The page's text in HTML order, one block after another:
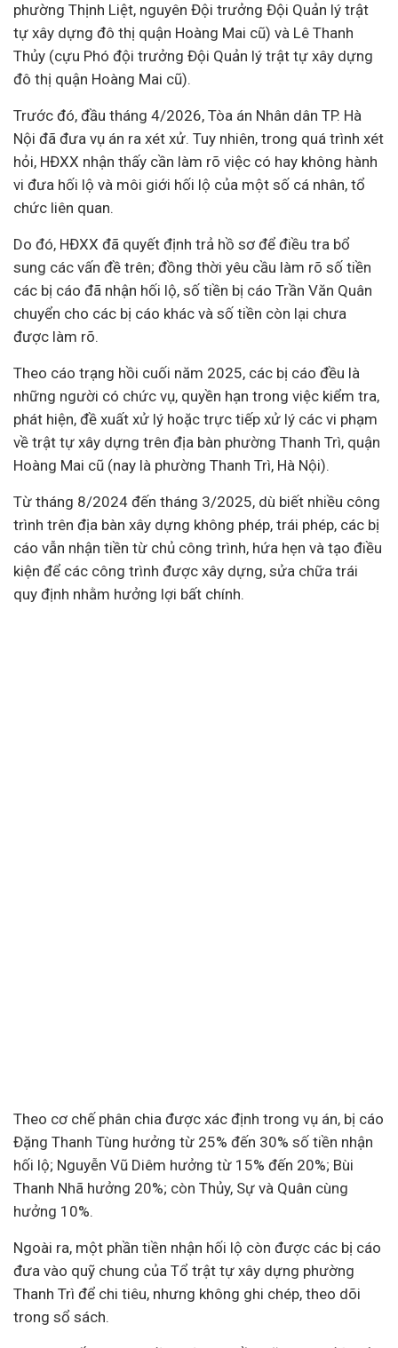
phường Thịnh Liệt, nguyên Đội trưởng Đội Quản lý trật
tự xây dựng đô thị quận Hoàng Mai cũ) và Lê Thanh
Thủy (cựu Phó đội trưởng Đội Quản lý trật tự xây dựng
đô thị quận Hoàng Mai cũ).
Trước đó, đầu tháng 4/2026, Tòa án Nhân dân TP. Hà
Nội đã đưa vụ án ra xét xử. Tuy nhiên, trong quá trình xét
hỏi, HĐXX nhận thấy cần làm rõ việc có hay không hành
vi đưa hối lộ và môi giới hối lộ của một số cá nhân, tổ
chức liên quan.
Do đó, HĐXX đã quyết định trả hồ sơ để điều tra bổ
sung các vấn đề trên; đồng thời yêu cầu làm rõ số tiền
các bị cáo đã nhận hối lộ, số tiền bị cáo Trần Văn Quân
chuyển cho các bị cáo khác và số tiền còn lại chưa
được làm rõ.
Theo cáo trạng hồi cuối năm 2025, các bị cáo đều là
những người có chức vụ, quyền hạn trong việc kiểm tra,
phát hiện, đề xuất xử lý hoặc trực tiếp xử lý các vi phạm
về trật tự xây dựng trên địa bàn phường Thanh Trì, quận
Hoàng Mai cũ (nay là phường Thanh Trì, Hà Nội).
Từ tháng 8/2024 đến tháng 3/2025, dù biết nhiều công
trình trên địa bàn xây dựng không phép, trái phép, các bị
cáo vẫn nhận tiền từ chủ công trình, hứa hẹn và tạo điều
kiện để các công trình được xây dựng, sửa chữa trái
quy định nhằm hưởng lợi bất chính.
Theo cơ chế phân chia được xác định trong vụ án, bị cáo
Đặng Thanh Tùng hưởng từ 25% đến 30% số tiền nhận
hối lộ; Nguyễn Vũ Diêm hưởng từ 15% đến 20%; Bùi
Thanh Nhã hưởng 20%; còn Thủy, Sự và Quân cùng
hưởng 10%.
Ngoài ra, một phần tiền nhận hối lộ còn được các bị cáo
đưa vào quỹ chung của Tổ trật tự xây dựng phường
Thanh Trì để chi tiêu, nhưng không ghi chép, theo dõi
trong sổ sách.